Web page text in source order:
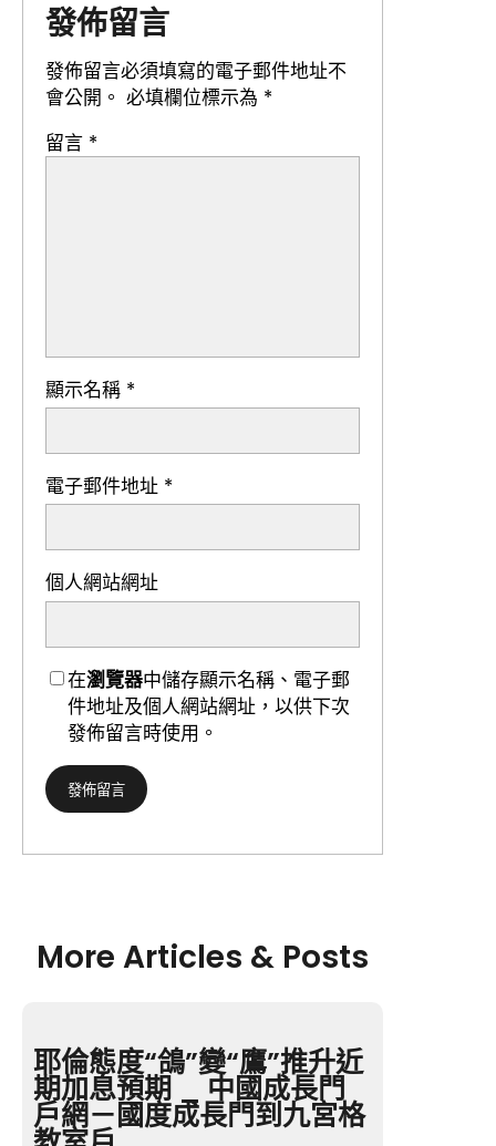
發佈留言
發佈留言必須填寫的電子郵件地址不
會公開。 必填欄位標示為 *
留言 *
顯示名稱 *
電子郵件地址 *
個人網站網址
在瀏覽器中儲存顯示名稱、電子郵
件地址及個人網站網址，以供下次
發佈留言時使用。
More Articles & Posts
耶倫態度“鴿”變“鷹”推升近
期加息預期 _ 中國成長門
戶網－國度成長門到九宮格